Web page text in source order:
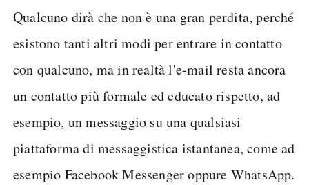
Qualcuno dirà che non è una gran perdita, perché
esistono tanti altri modi per entrare in contatto
con qualcuno, ma in realtà l'e-mail resta ancora
un contatto più formale ed educato rispetto, ad
esempio, un messaggio su una qualsiasi
piattaforma di messaggistica istantanea, come ad
esempio Facebook Messenger oppure WhatsApp.